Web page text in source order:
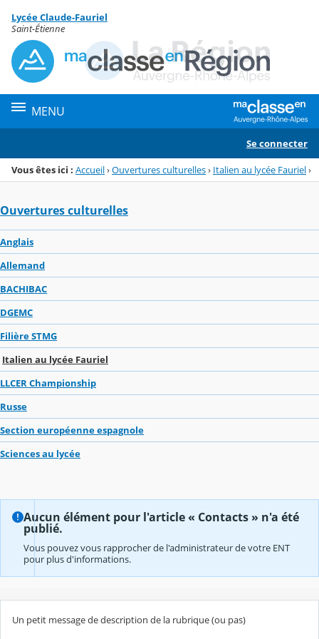
Menu de la rubrique
Contenu
Lycée Claude-Fauriel
Saint-Étienne
MENU
Se connecter
Vous êtes ici : Accueil›Ouvertures culturelles› Italien au lycée Fauriel›
Ouvertures culturelles
Anglais
Allemand
BACHIBAC
DGEMC
Filière STMG
Italien au lycée Fauriel
LLCER Championship
Russe
Section européenne espagnole
Sciences au lycée
Aucun élément pour l'article « Contacts » n'a été
publié.
Vous pouvez vous rapprocher de l'administrateur de votre ENT
pour plus d'informations.
Un petit message de description de la rubrique (ou pas)